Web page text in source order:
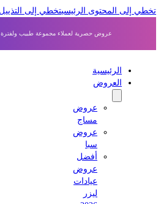
إلى المحتوى الرئيسي تخطي إلى التذييل
عروض حصرية لعملاء مجموعة طبيب ولفترة محدودة
الرئيسية
العروض
عروض
مساج
عروض
أفضل
عروض
عيادات